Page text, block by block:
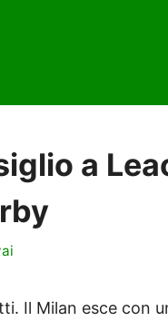
a
Il Milan esce con